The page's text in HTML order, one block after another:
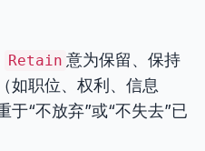
Retain 意为保留、保持
如职位、权利、信息
于“不放弃”或“不失去”已